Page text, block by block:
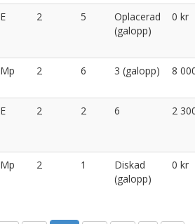
E 2 5
Oplacerad
(galopp)
0 kr
Mp 2 6 3 (galopp) 8
E 2 2 6 2
Mp 2 1
Diskad
(galopp)
0 kr